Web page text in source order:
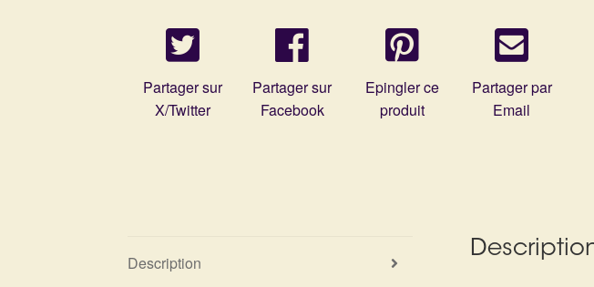
Partager sur
X/Twitter
Partager sur
Facebook
Epingler ce
produit
Partager par
Email
Description